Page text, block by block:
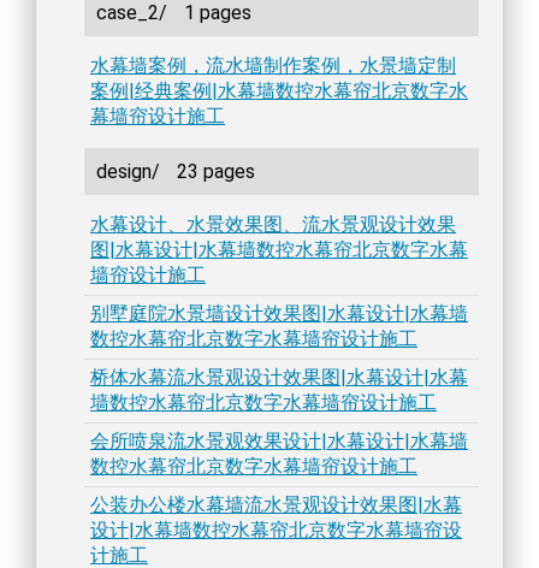
case_2/ 1 pages
水幕墙案例，流水墙制作案例，水景墙定制
案例|经典案例|水幕墙数控水幕帘北京数字水
幕墙帘设计施工
design/ 23 pages
水幕设计、水景效果图、流水景观设计效果
图|水幕设计|水幕墙数控水幕帘北京数字水幕
墙帘设计施工
别墅庭院水景墙设计效果图|水幕设计|水幕墙
数控水幕帘北京数字水幕墙帘设计施工
桥体水幕流水景观设计效果图|水幕设计|水幕
墙数控水幕帘北京数字水幕墙帘设计施工
会所喷泉流水景观效果设计|水幕设计|水幕墙
数控水幕帘北京数字水幕墙帘设计施工
公装办公楼水幕墙流水景观设计效果图|水幕
设计|水幕墙数控水幕帘北京数字水幕墙帘设
计施工